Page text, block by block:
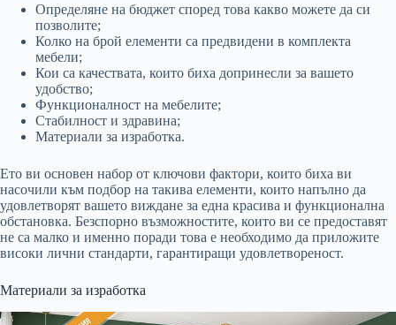
Определяне на бюджет според това какво можете да си
позволите;
Колко на брой елементи са предвидени в комплекта
мебели;
Кои са качествата, които биха допринесли за вашето
удобство;
Функционалност на мебелите;
Стабилност и здравина;
Материали за изработка.
Ето ви основен набор от ключови фактори, които биха ви
насочили към подбор на такива елементи, които напълно да
удовлетворят вашето виждане за една красива и функционална
обстановка. Безспорно възможностите, които ви се предоставят
не са малко и именно поради това е необходимо да приложите
високи лични стандарти, гарантиращи удовлетвореност.
Материали за изработка